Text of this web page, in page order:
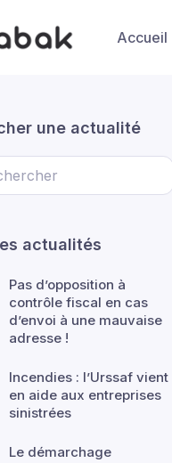
Accueil
une actualité
actualités
Pas d’opposition à
contrôle fiscal en cas
d’envoi à une mauvaise
adresse !
Incendies : l’Urssaf vient
en aide aux entreprises
sinistrées
Le démarchage